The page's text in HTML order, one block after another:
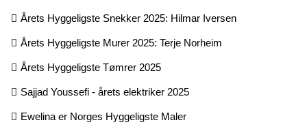
Årets Hyggeligste Snekker 2025: Hilmar Iversen
Årets Hyggeligste Murer 2025: Terje Norheim
Årets Hyggeligste Tømrer 2025
Sajjad Youssefi - årets elektriker 2025
Ewelina er Norges Hyggeligste Maler